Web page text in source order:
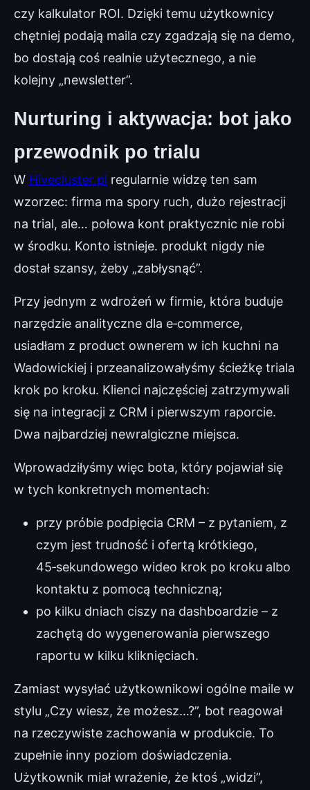
czy kalkulator ROI. Dzięki temu użytkownicy
chętniej podają maila czy zgadzają się na demo,
bo dostają coś realnie użytecznego, a nie
kolejny „newsletter”.
Nurturing i aktywacja: bot jako
przewodnik po trialu
W Hivecluster.pl regularnie widzę ten sam
wzorzec: firma ma spory ruch, dużo rejestracji
na trial, ale… połowa kont praktycznic nie robi
w środku. Konto istnieje. produkt nigdy nie
dostał szansy, żeby „zabłysnąć”.
Przy jednym z wdrożeń w firmie, która buduje
narzędzie analityczne dla e‑commerce,
usiadłam z product ownerem w ich kuchni na
Wadowickiej i przeanalizowałyśmy ścieżkę triala
krok po kroku. Klienci najczęściej zatrzymywali
się na integracji z CRM i pierwszym raporcie.
Dwa najbardziej newralgiczne miejsca.
Wprowadziłyśmy więc bota, który pojawiał się
w tych konkretnych momentach:
przy próbie podpięcia CRM – z pytaniem, z
czym jest trudność i ofertą krótkiego,
45‑sekundowego wideo krok po kroku albo
kontaktu z pomocą techniczną;
po kilku dniach ciszy na dashboardzie – z
zachętą do wygenerowania pierwszego
raportu w kilku kliknięciach.
Zamiast wysyłać użytkownikowi ogólne maile w
stylu „Czy wiesz, że możesz…?”, bot reagował
na rzeczywiste zachowania w produkcie. To
zupełnie inny poziom doświadczenia.
Użytkownik miał wrażenie, że ktoś „widzi”,